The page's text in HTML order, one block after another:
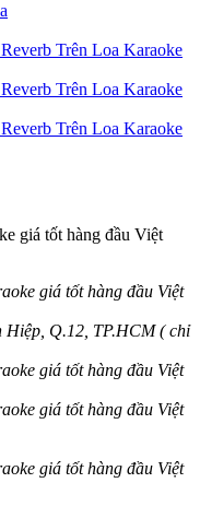
Trên Loa Karaoke
Trên Loa Karaoke
Trên Loa Karaoke
giá tốt hàng đầu Việt
Hiệp, Q.12, TP.HCM ( chỉ